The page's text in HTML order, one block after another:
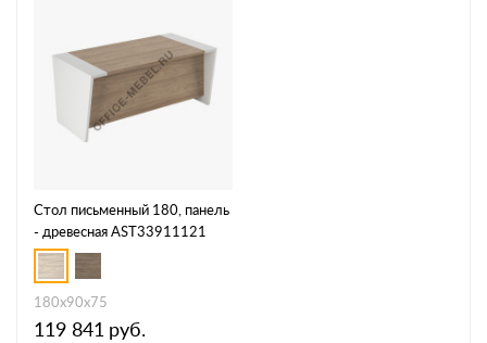
Стол письменный 180, панель
- древесная AST33911121
180x90x75
119 841 руб.